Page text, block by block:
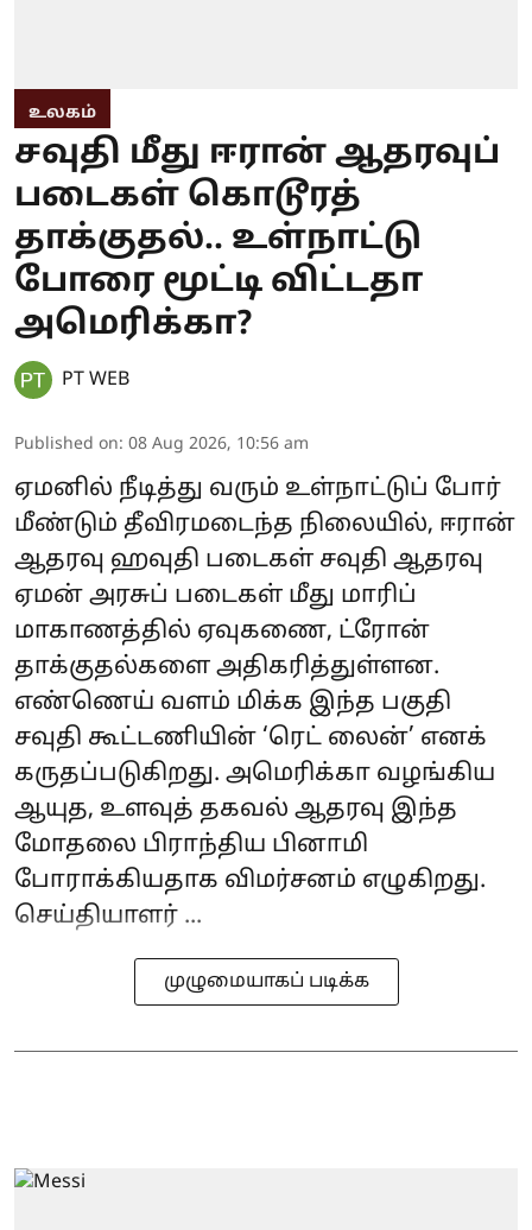
உலகம்
சவுதி மீது ஈரான் ஆதரவுப்
படைகள் கொடூரத்
தாக்குதல்.. உள்நாட்டு
போரை மூட்டி விட்டதா
அமெரிக்கா?
PT WEB
Published on: 08 Aug 2026, 10:56 am
ஏமனில் நீடித்து வரும் உள்நாட்டுப் போர்
மீண்டும் தீவிரமடைந்த நிலையில், ஈரான்
ஆதரவு ஹவுதி படைகள் சவுதி ஆதரவு
ஏமன் அரசுப் படைகள் மீது மாரிப்
மாகாணத்தில் ஏவுகணை, ட்ரோன்
தாக்குதல்களை அதிகரித்துள்ளன.
எண்ணெய் வளம் மிக்க இந்த பகுதி
சவுதி கூட்டணியின் ‘ரெட் லைன்’ எனக்
கருதப்படுகிறது. அமெரிக்கா வழங்கிய
ஆயுத, உளவுத் தகவல் ஆதரவு இந்த
மோதலை பிராந்திய பினாமி
போராக்கியதாக விமர்சனம் எழுகிறது.
செய்தியாளர் ...
முழுமையாகப் படிக்க